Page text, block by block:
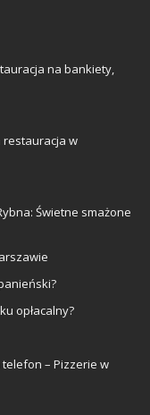
na bankiety,
restauracja w
Świetne smażone
opłacalny?
telefon – Pizzerie w